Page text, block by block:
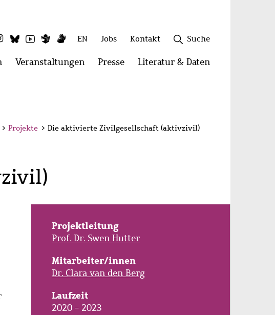
Instagram
BlueskyYoutubeLeichte
Sprache
Gebärdensprache
EN
Sekundäres
Menü
Jobs Kontakt Suche
Menü
Veranstaltungen Menü
Presse Menü
Literatur & Daten
> Projekte > Die aktivierte Zivilgesellschaft (aktivzivil)
Projektleitung
Prof. Dr. Swen Hutter
Mitarbeiter/innen
Dr. Clara van den Berg
Laufzeit
2020 - 2023